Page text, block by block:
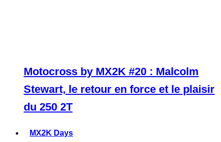
Motocross by MX2K #20 : Malcolm
Stewart, le retour en force et le plaisir
du 250 2T
MX2K Days